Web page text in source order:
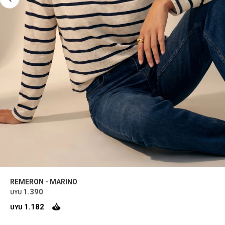
REMERON - MARINO
UYU 1.390
UYU 1.182